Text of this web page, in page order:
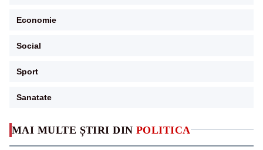
MAI MULTE ȘTIRI DIN POLITICA
Economie
Social
Sport
Sanatate